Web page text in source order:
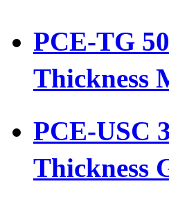
PCE-TG
Thickness
PCE-USC
Thickness